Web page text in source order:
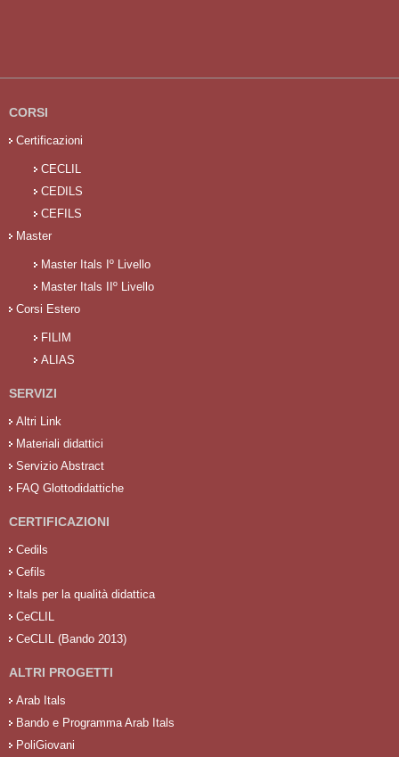
CORSI
Certificazioni
CECLIL
CEDILS
CEFILS
Master
Master Itals Iº Livello
Master Itals IIº Livello
Corsi Estero
FILIM
ALIAS
SERVIZI
Altri Link
Materiali didattici
Servizio Abstract
FAQ Glottodidattiche
CERTIFICAZIONI
Cedils
Cefils
Itals per la qualità didattica
CeCLIL
CeCLIL (Bando 2013)
ALTRI PROGETTI
Arab Itals
Bando e Programma Arab Itals
PoliGiovani